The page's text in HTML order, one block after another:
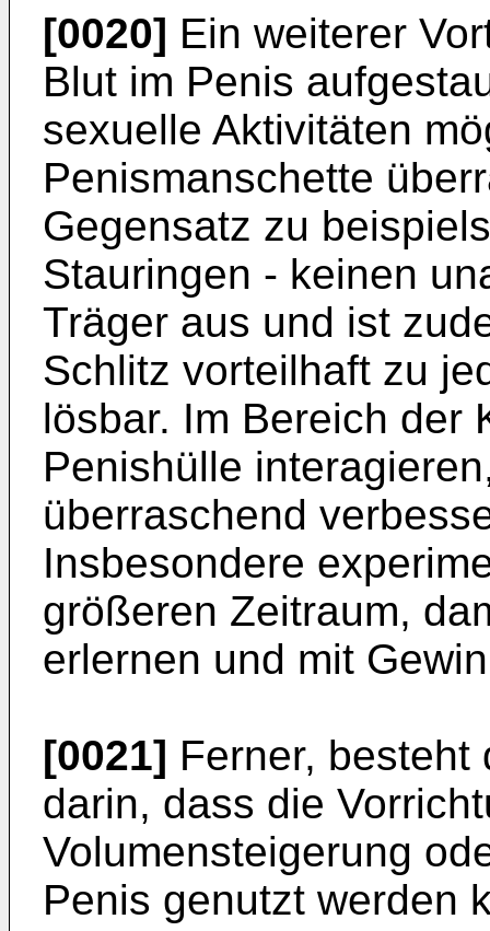
[0020] Ein weiterer
Blut im Penis
sexuelle Aktivitäten
Penismanschette
Gegensatz zu
Stauringen - keinen
Träger aus und ist
Schlitz vorteilhaft zu
lösbar. Im Bereich der
Penishülle
überraschend
Insbesondere
größeren Zeitraum,
erlernen und mit
[0021] Ferner, besteht
darin, dass die
Volumensteigerung
Penis genutzt werden